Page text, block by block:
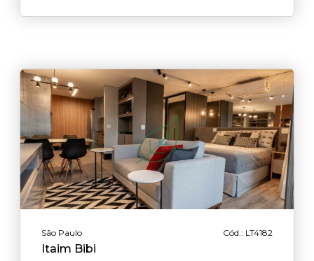
São Paulo Cód.: LT4182
Itaim Bibi